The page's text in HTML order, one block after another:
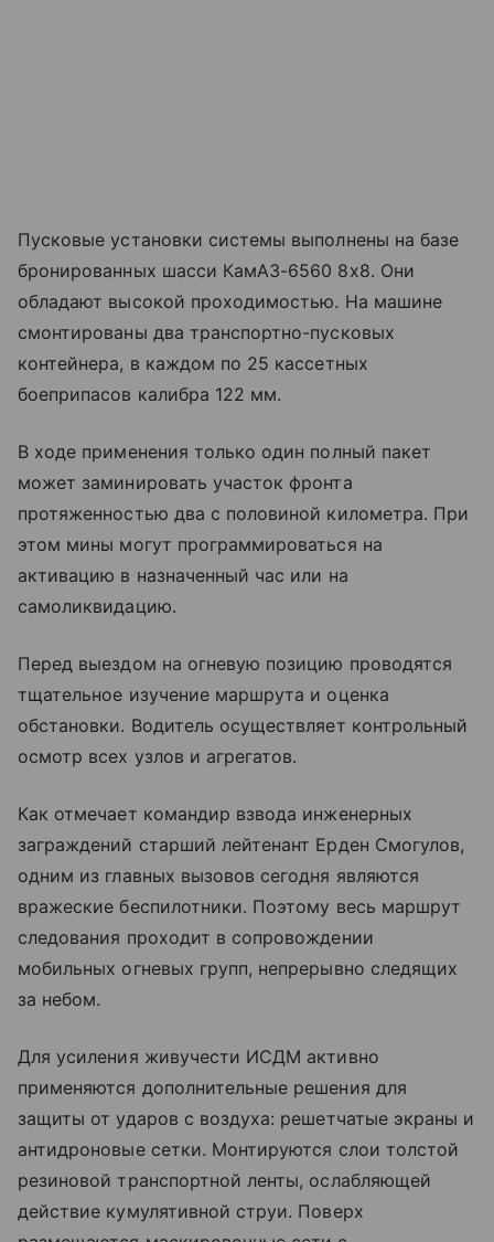
Пусковые установки системы выполнены на базе
бронированных шасси КамАЗ-6560 8х8. Они
обладают высокой проходимостью. На машине
смонтированы два транспортно-пусковых
контейнера, в каждом по 25 кассетных
боеприпасов калибра 122 мм.
В ходе применения только один полный пакет
может заминировать участок фронта
протяженностью два с половиной километра. При
этом мины могут программироваться на
активацию в назначенный час или на
самоликвидацию.
Перед выездом на огневую позицию проводятся
тщательное изучение маршрута и оценка
обстановки. Водитель осуществляет контрольный
осмотр всех узлов и агрегатов.
Как отмечает командир взвода инженерных
заграждений старший лейтенант Ерден Смогулов,
одним из главных вызовов сегодня являются
вражеские беспилотники. Поэтому весь маршрут
следования проходит в сопровождении
мобильных огневых групп, непрерывно следящих
за небом.
Для усиления живучести ИСДМ активно
применяются дополнительные решения для
защиты от ударов с воздуха: решетчатые экраны и
антидроновые сетки. Монтируются слои толстой
резиновой транспортной ленты, ослабляющей
действие кумулятивной струи. Поверх